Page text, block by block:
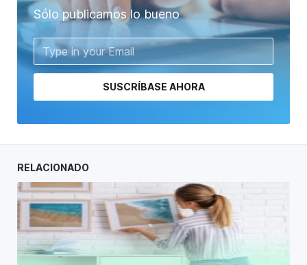
Sólo publicamos lo bueno
SUSCRÍBASE AHORA
RELACIONADO